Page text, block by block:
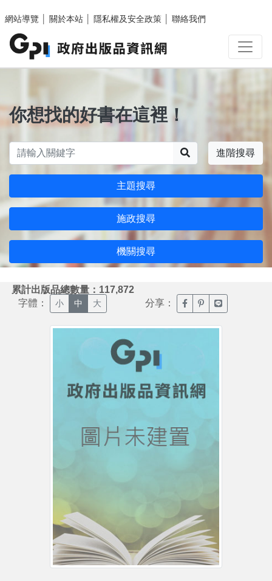
網站導覽
關於本站 隱私權及安全政策 聯絡我們
你想找的好書在這裡！
進階搜尋
主題搜尋
施政搜尋
機關搜尋
累計出版品總數量：117,872
字體： 小 中 大 分享： 臉書分享(另開新視窗)
噗浪分享(另開新
Line分享(另